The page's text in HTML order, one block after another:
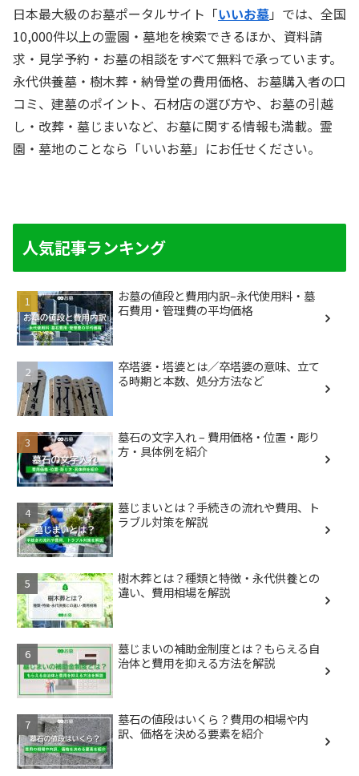
日本最大級のお墓ポータルサイト「いいお墓」では、全国
10,000件以上の霊園・墓地を検索できるほか、資料請
求・見学予約・お墓の相談をすべて無料で承っています。
永代供養墓・樹木葬・納骨堂の費用価格、お墓購入者の口
コミ、建墓のポイント、石材店の選び方や、お墓の引越
し・改葬・墓じまいなど、お墓に関する情報も満載。霊
園・墓地のことなら「いいお墓」にお任せください。
人気記事ランキング
お墓の値段と費用内訳–永代使用料・墓
石費用・管理費の平均価格
卒塔婆・塔婆とは／卒塔婆の意味、立て
る時期と本数、処分方法など
墓石の文字入れ – 費用価格・位置・彫り
方・具体例を紹介
墓じまいとは？手続きの流れや費用、ト
ラブル対策を解説
樹木葬とは？種類と特徴・永代供養との
違い、費用相場を解説
墓じまいの補助金制度とは？もらえる自
治体と費用を抑える方法を解説
墓石の値段はいくら？費用の相場や内
訳、価格を決める要素を紹介